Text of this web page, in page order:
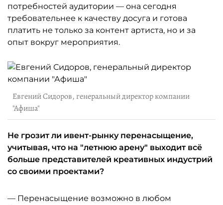
потребностей аудитории — она сегодня
требовательнее к качеству досуга и готова
платить не только за контент артиста, но и за
опыт вокруг мероприятия.
Евгений Сидоров, генеральный директор компании
"Афиша"
Не грозит ли ивент-рынку перенасыщение,
учитывая, что на "летнюю арену" выходит всё
больше представителей креативных индустрий
со своими проектами?
— Перенасыщение возможно в любом